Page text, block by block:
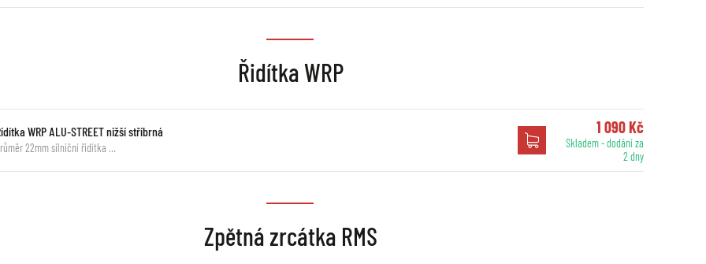
Řidítka WRP
WRP ALU-STREET nižší stříbrná
22mm silniční řidítka …
1 090 Kč
Skladem - dodání za
2 dny
Zpětná zrcátka RMS